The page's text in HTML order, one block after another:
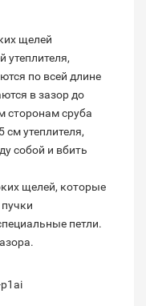
щелей
утеплителя,
по всей длине
в зазор до
сторонам сруба
см утеплителя,
собой и вбить
щелей, которые
петли.